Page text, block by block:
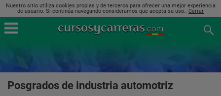
Nuestro sitio utiliza cookies propias y de terceros para ofrecer una mejor experiencia
de usuario. Si continúa navegando consideramos que acepta su uso.. Cerrar
Posgrados de industria automotriz